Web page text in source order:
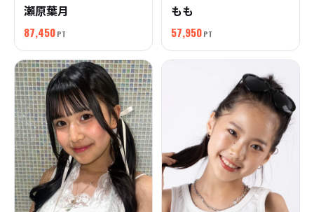
瀬原葉月
87,450 PT
もも
57,950 PT